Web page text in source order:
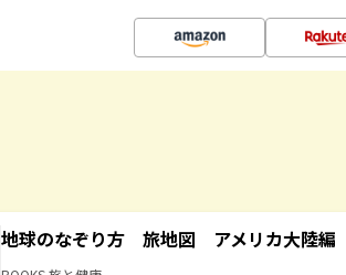
地球のなぞり方 旅地図 アメリカ大陸編